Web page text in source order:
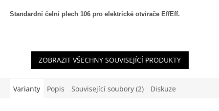
Standardní čelní plech 106 pro elektrické otvírače EffEff.
ZOBRAZIT VŠECHNY SOUVISEJÍCÍ PRODUKTY
Varianty Popis Související soubory (2) Diskuze